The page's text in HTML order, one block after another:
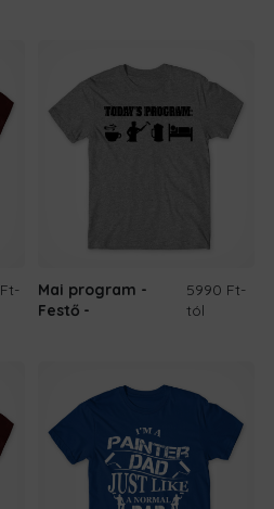
-
Mai program -
Festő
5990 Ft-
tól